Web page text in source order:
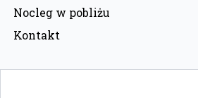
Nocleg w pobliżu
Kontakt